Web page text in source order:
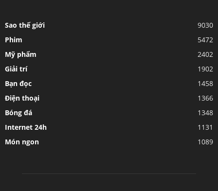
Sao thế giới
9030
Phim
5472
Mỹ phẩm
2402
Giải trí
1902
Bạn đọc
1458
Điện thoại
1366
Bóng đá
1348
Internet 24h
1131
Món ngon
1089